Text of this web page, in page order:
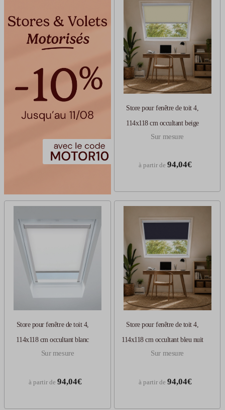
Store pour fenêtre de toit 4,
114x118 cm occultant beige
Sur mesure
à partir de 94,04€
Store pour fenêtre de toit 4,
114x118 cm occultant blanc
Sur mesure
à partir de 94,04€
Store pour fenêtre de toit 4,
114x118 cm occultant bleu nuit
Sur mesure
à partir de 94,04€